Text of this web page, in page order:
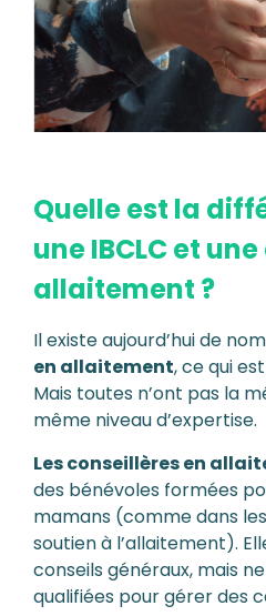
Quelle est la
une IBCLC et
allaitement ?
Il existe aujourd’hui de
en allaitement, ce qui
Mais toutes n’ont pas la
même niveau d’expertise.
Les conseillères en
des bénévoles formées
mamans (comme dans
soutien à l’allaitement).
conseils généraux, mais
qualifiées pour gérer des